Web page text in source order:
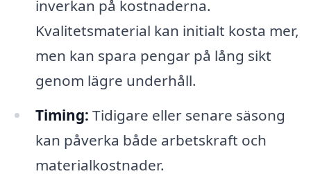
inverkan på kostnaderna.
Kvalitetsmaterial kan initialt kosta mer,
men kan spara pengar på lång sikt
genom lägre underhåll.
Timing: Tidigare eller senare säsong
kan påverka både arbetskraft och
materialkostnader.